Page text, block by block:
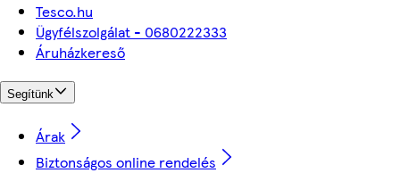
Tesco.hu
Ügyfélszolgálat - 0680222333
Áruházkereső
Segítünk
Árak
Biztonságos online rendelés